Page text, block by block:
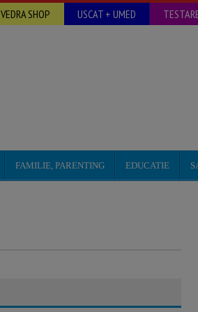
VEDRA SHOP USCAT + UMED
FAMILIE, PARENTING EDUCATIE